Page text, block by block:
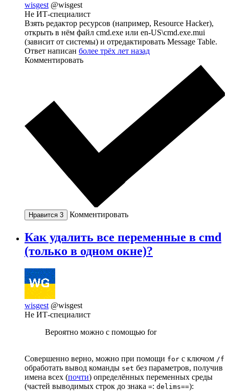
wisgest @wisgest
Не ИТ-специалист
Взять редактор ресурсов (например, Resource Hacker),
открыть в нём файл cmd.exe или en-US\cmd.exe.mui
(зависит от системы) и отредактировать Message Table.
Ответ написан более трёх лет назад
Комментировать
Нравится 3 Комментировать
Как удалить все переменные в cmd
(только в одном окне)?
wisgest @wisgest
Не ИТ-специалист
Вероятно можно с помощью for
Совершенно верно, можно при помощи for с ключом /f
обработать вывод команды set без параметров, получив
имена всех (почти) определённых переменных среды
(частей выводимых строк до знака =: delims==):